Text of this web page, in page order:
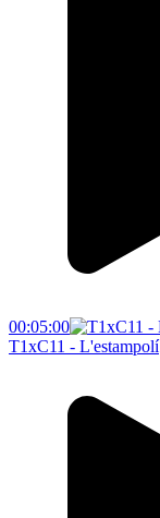
00:05:00
T1xC11 - L'estampolí